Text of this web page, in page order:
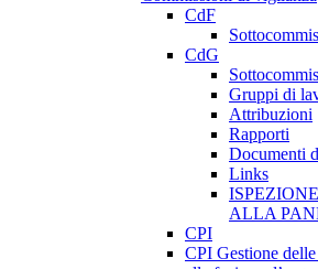
CdF
CdG
Gruppi di
Attribuzioni
Rapporti
Documenti
Links
ALLA
CPI
CPI Gestione